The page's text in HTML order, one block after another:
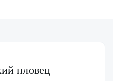
пловец